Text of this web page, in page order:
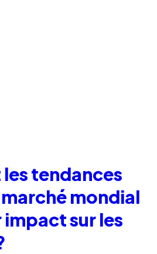
tendances
mondial
impact sur les